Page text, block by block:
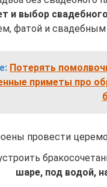
и выбор
фатой и
Потерять
приметы про
провести
шаре, под водой,